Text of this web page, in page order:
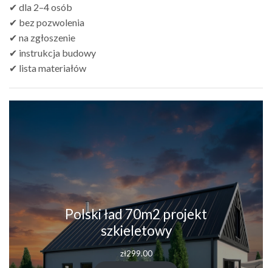
✔ dla 2–4 osób
✔ bez pozwolenia
✔ na zgłoszenie
✔ instrukcja budowy
✔ lista materiałów
Polski ład 70m2 projekt
szkieletowy
zł299.00